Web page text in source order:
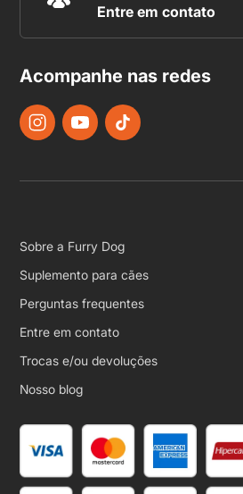
Entre em contato
Acompanhe nas redes
Sobre a Furry Dog
Suplemento para cães
Perguntas frequentes
Entre em contato
Trocas e/ou devoluções
Nosso blog